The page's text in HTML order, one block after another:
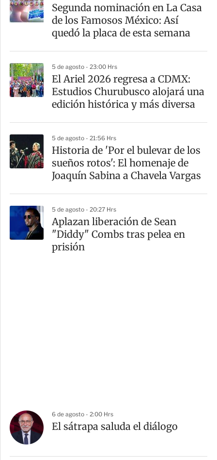
Segunda nominación en La Casa
de los Famosos México: Así
quedó la placa de esta semana
5 de agosto - 23:00 Hrs
El Ariel 2026 regresa a CDMX:
Estudios Churubusco alojará una
edición histórica y más diversa
5 de agosto - 21:56 Hrs
Historia de 'Por el bulevar de los
sueños rotos': El homenaje de
Joaquín Sabina a Chavela Vargas
5 de agosto - 20:27 Hrs
Aplazan liberación de Sean
"Diddy" Combs tras pelea en
prisión
6 de agosto - 2:00 Hrs
El sátrapa saluda el diálogo